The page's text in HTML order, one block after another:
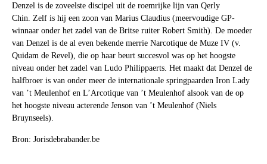
Denzel is de zoveelste discipel uit de roemrijke lijn van Qerly
Chin. Zelf is hij een zoon van Marius Claudius (meervoudige GP-
winnaar onder het zadel van de Britse ruiter Robert Smith). De moeder
van Denzel is de al even bekende merrie Narcotique de Muze IV (v.
Quidam de Revel), die op haar beurt succesvol was op het hoogste
niveau onder het zadel van Ludo Philippaerts. Het maakt dat Denzel de
halfbroer is van onder meer de internationale springpaarden Iron Lady
van ’t Meulenhof en L’Arcotique van ’t Meulenhof alsook van de op
het hoogste niveau acterende Jenson van ’t Meulenhof (Niels
Bruynseels).
Bron: Jorisdebrabander.be